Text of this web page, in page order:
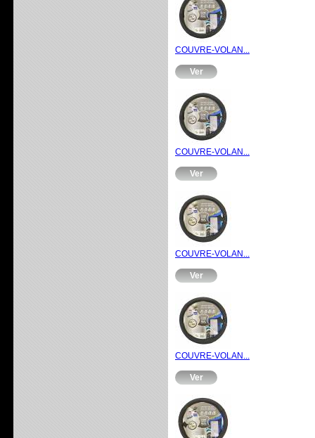
COUVRE-VOLAN...
Ver
COUVRE-VOLAN...
Ver
COUVRE-VOLAN...
Ver
COUVRE-VOLAN...
Ver